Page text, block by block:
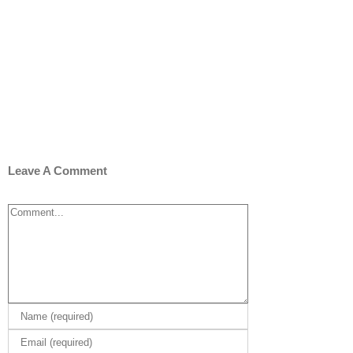
Leave A Comment
Comment